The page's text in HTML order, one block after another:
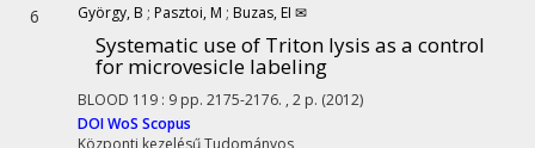
6 György, B ; Pasztoi, M ; Buzas, EI ✉
Systematic use of Triton lysis as a control
for microvesicle labeling
BLOOD 119 : 9 pp. 2175-2176. , 2 p. (2012)
DOIWoS Scopus
Központi kezelésűTudományos